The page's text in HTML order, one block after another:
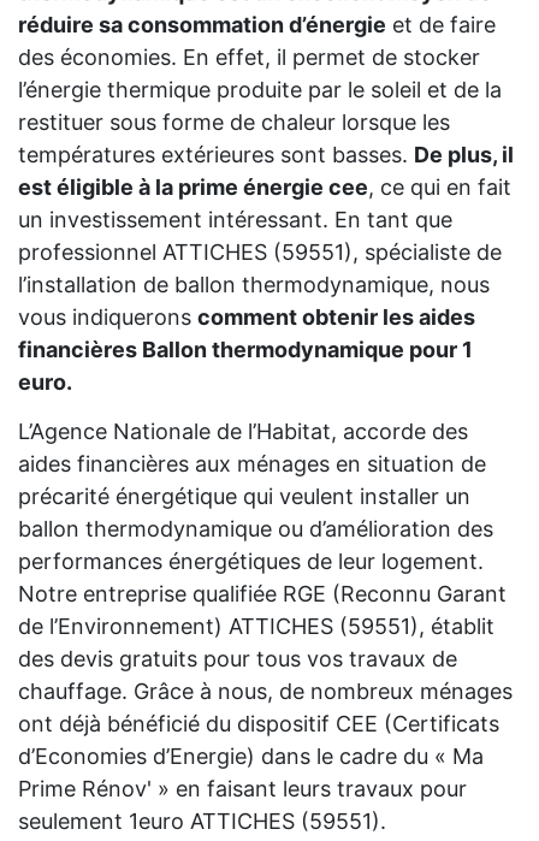
réduire sa consommation d’énergie et de faire
des économies. En effet, il permet de stocker
l’énergie thermique produite par le soleil et de la
restituer sous forme de chaleur lorsque les
températures extérieures sont basses. De plus, il
est éligible à la prime énergie cee, ce qui en fait
un investissement intéressant. En tant que
professionnel ATTICHES (59551), spécialiste de
l’installation de ballon thermodynamique, nous
vous indiquerons comment obtenir les aides
financières Ballon thermodynamique pour 1
euro.
L’Agence Nationale de l’Habitat, accorde des
aides financières aux ménages en situation de
précarité énergétique qui veulent installer un
ballon thermodynamique ou d’amélioration des
performances énergétiques de leur logement.
Notre entreprise qualifiée RGE (Reconnu Garant
de l’Environnement) ATTICHES (59551), établit
des devis gratuits pour tous vos travaux de
chauffage. Grâce à nous, de nombreux ménages
ont déjà bénéficié du dispositif CEE (Certificats
d’Economies d’Energie) dans le cadre du « Ma
Prime Rénov' » en faisant leurs travaux pour
seulement 1euro ATTICHES (59551).